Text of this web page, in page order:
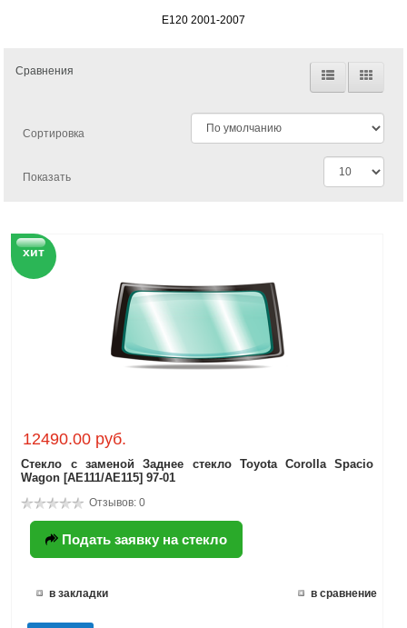
E120 2001-2007
Сравнения
Сортировка
Показать
хит
12490.00 руб.
Стекло с заменой Заднее стекло Toyota Corolla Spacio
Wagon [AE111/AE115] 97-01
Отзывов: 0
Подать заявку на стекло
в закладки в сравнение